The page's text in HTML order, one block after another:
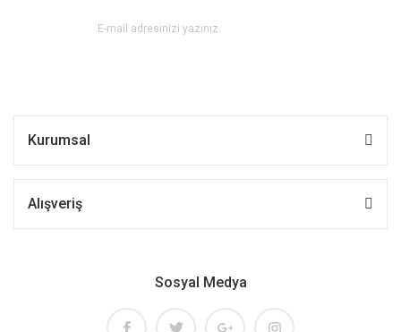
Kurumsal
Alışveriş
Sosyal Medya